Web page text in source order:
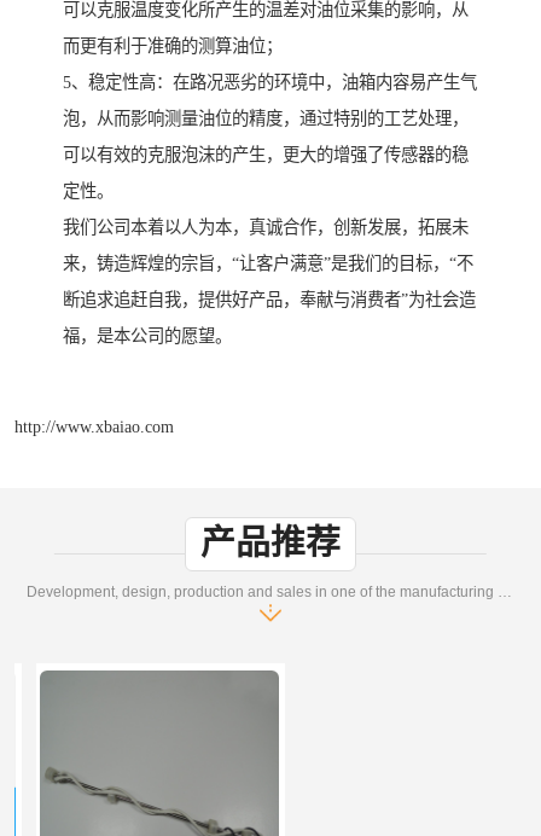
可以克服温度变化所产生的温差对油位采集的影响，从
而更有利于准确的测算油位；
5、稳定性高：在路况恶劣的环境中，油箱内容易产生气
泡，从而影响测量油位的精度，通过特别的工艺处理，
可以有效的克服泡沫的产生，更大的增强了传感器的稳
定性。
我们公司本着以人为本，真诚合作，创新发展，拓展未
来，铸造辉煌的宗旨，“让客户满意”是我们的目标，“不
断追求追赶自我，提供好产品，奉献与消费者”为社会造
福，是本公司的愿望。
http://www.xbaiao.com
产品推荐